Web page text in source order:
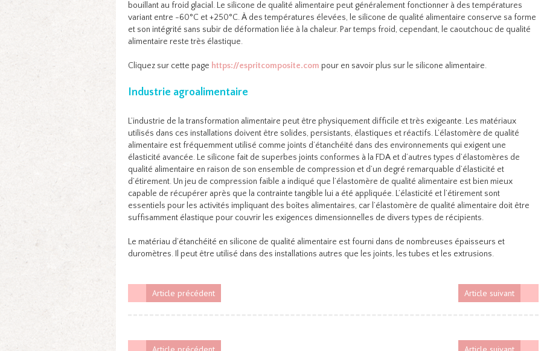
bouillant au froid glacial. Le silicone de qualité alimentaire peut généralement fonctionner à des températures
variant entre -60°C et +250°C. À des températures élevées, le silicone de qualité alimentaire conserve sa forme
et son intégrité sans subir de déformation liée à la chaleur. Par temps froid, cependant, le caoutchouc de qualité
alimentaire reste très élastique.
Cliquez sur cette page https://espritcomposite.com pour en savoir plus sur le silicone alimentaire.
Industrie agroalimentaire
L’industrie de la transformation alimentaire peut être physiquement difficile et très exigeante. Les matériaux
utilisés dans ces installations doivent être solides, persistants, élastiques et réactifs. L’élastomère de qualité
alimentaire est fréquemment utilisé comme joints d’étanchéité dans des environnements qui exigent une
élasticité avancée. Le silicone fait de superbes joints conformes à la FDA et d’autres types d’élastomères de
qualité alimentaire en raison de son ensemble de compression et d’un degré remarquable d’élasticité et
d’étirement. Un jeu de compression faible a indiqué que l’élastomère de qualité alimentaire est bien mieux
capable de récupérer après que la contrainte tangible lui a été appliquée. L’élasticité et l’étirement sont
essentiels pour les activités impliquant des boîtes alimentaires, car l’élastomère de qualité alimentaire doit être
suffisamment élastique pour couvrir les exigences dimensionnelles de divers types de récipients.
Le matériau d’étanchéité en silicone de qualité alimentaire est fourni dans de nombreuses épaisseurs et
duromètres. Il peut être utilisé dans des installations autres que les joints, les tubes et les extrusions.
Article précédent Article suivant